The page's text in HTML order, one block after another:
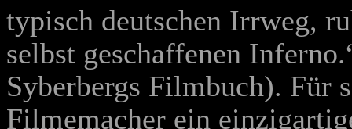
typisch deutschen Irrweg,
selbst geschaffenen
Syberbergs Filmbuch). Für
Filmemacher ein